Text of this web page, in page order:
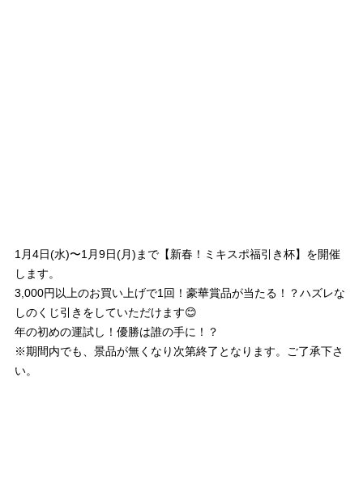
1月4日(水)〜1月9日(月)まで【新春！ミキスポ福引き杯】を開催
します。
3,000円以上のお買い上げで1回！豪華賞品が当たる！？ハズレな
しのくじ引きをしていただけます😊
年の初めの運試し！優勝は誰の手に！？
※期間内でも、景品が無くなり次第終了となります。ご了承下さ
い。